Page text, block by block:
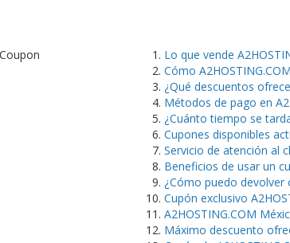
Lo que vende
Cómo
¿Qué descuentos
Métodos de pago en
¿Cuánto tiempo se
Cupones disponibles
Servicio de atención al
Beneficios de usar un
¿Cómo puedo devolver
Cupón exclusivo
A2HOSTING.COM
Máximo descuento